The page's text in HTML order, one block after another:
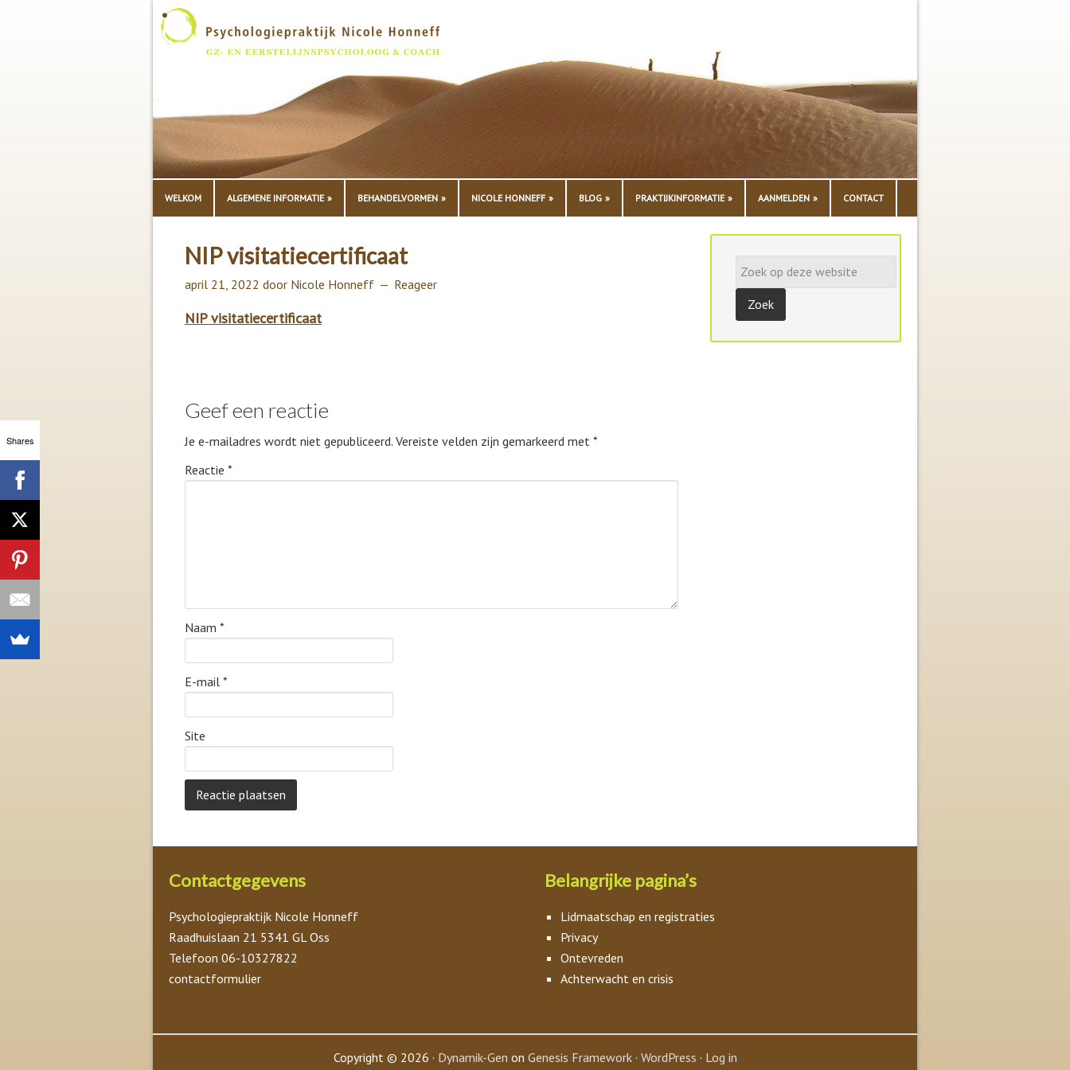
WELKOM ALGEMENE INFORMATIE BEHANDELVORMEN NICOLE HONNEFF BLOG PRAKTIJKINFORMATIE AANMELDEN CONTACT
NIP visitatiecertificaat
april 21, 2022 door Nicole Honneff Reageer
NIP visitatiecertificaat
Geef een reactie
Je e-mailadres wordt niet gepubliceerd. Vereiste velden zijn gemarkeerd met *
Reactie *
Naam *
E-mail *
Site
Contactgegevens
Psychologiepraktijk Nicole Honneff
Raadhuislaan 21 5341 GL Oss
Telefoon 06-10327822
contactformulier
Belangrijke pagina’s
Lidmaatschap en registraties
Privacy
Ontevreden
Achterwacht en crisis
Copyright © 2026 · Dynamik-Gen on Genesis Framework· WordPress · Log in
Shares